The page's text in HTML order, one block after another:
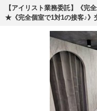
【アイリスト業務委託】《完
★《完全個室で1対1の接客♪》